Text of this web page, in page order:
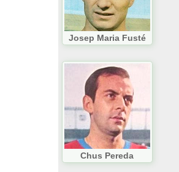
Josep Maria Fusté
Chus Pereda